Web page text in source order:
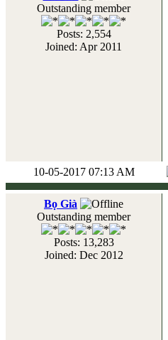
Outstanding member
Posts: 2,554
Joined: Apr 2011
10-05-2017 07:13 AM
Bọ Già
Outstanding member
Posts: 13,283
Joined: Dec 2012